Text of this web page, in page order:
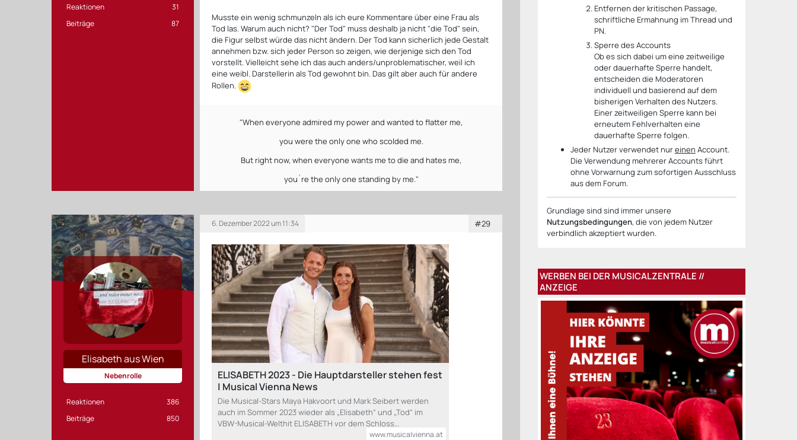
Reaktionen
31
Beiträge
87
Musste ein wenig schmunzeln als ich eure Kommentare über eine Frau als
Tod las. Warum auch nicht? "Der Tod" muss deshalb ja nicht "die Tod" sein,
die Figur selbst würde das nicht ändern. Der Tod kann sicherlich jede Gestalt
annehmen bzw. sich jeder Person so zeigen, wie derjenige sich den Tod
vorstellt. Vielleicht sehe ich das auch anders/unproblematischer, weil ich
eine weibl. Darstellerin als Tod gewohnt bin. Das gilt aber auch für andere
Rollen.
"When everyone admired my power and wanted to flatter me,
you were the only one who scolded me.
But right now, when everyone wants me to die and hates me,
you´re the only one standing by me."
Elisabeth aus Wien
Nebenrolle
Reaktionen
386
Beiträge
850
6. Dezember 2022 um 11:34 #29
ELISABETH 2023 - Die Hauptdarsteller stehen fest
| Musical Vienna News
Die Musical-Stars Maya Hakvoort und Mark Seibert werden
auch im Sommer 2023 wieder als „Elisabeth“ und „Tod“ im
VBW-Musical-Welthit ELISABETH vor dem Schloss…
www.musicalvienna.at
Entfernen der kritischen Passage,
schriftliche Ermahnung im Thread und
PN.
Sperre des Accounts
Ob es sich dabei um eine zeitweilige
oder dauerhafte Sperre handelt,
entscheiden die Moderatoren
individuell und basierend auf dem
bisherigen Verhalten des Nutzers.
Einer zeitweiligen Sperre kann bei
erneutem Fehlverhalten eine
dauerhafte Sperre folgen.
Jeder Nutzer verwendet nureinen Account.
Die Verwendung mehrerer Accounts führt
ohne Vorwarnung zum sofortigen Ausschluss
aus dem Forum.
Grundlage sind sind immer unsere
Nutzungsbedingungen, die von jedem Nutzer
verbindlich akzeptiert wurden.
WERBEN BEI DER MUSICALZENTRALE //
ANZEIGE